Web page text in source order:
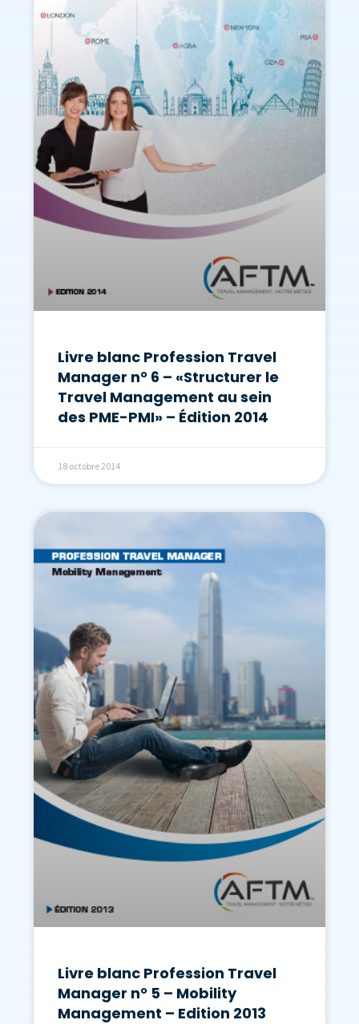
Livre blanc Profession Travel
Manager n° 6 – «Structurer le
Travel Management au sein
des PME-PMI» – Édition 2014
18 octobre 2014
Livre blanc Profession Travel
Manager n° 5 – Mobility
Management – Edition 2013